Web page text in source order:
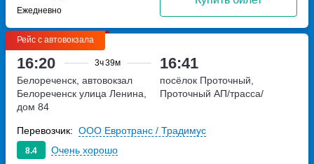
Ежедневно
Рейс с автовокзала
16:20 3ч39м 16:41
Белореченск, автовокзал
Белореченск улица Ленина,
дом 84
посёлок Проточный,
Проточный АП/трасса/
8.4 Очень хорошо
Перевозчик: ООО Евротранс / Традимус